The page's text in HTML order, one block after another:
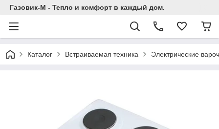
Газовик-М - Тепло и комфорт в каждый дом.
Каталог Встраиваемая техника Электрические